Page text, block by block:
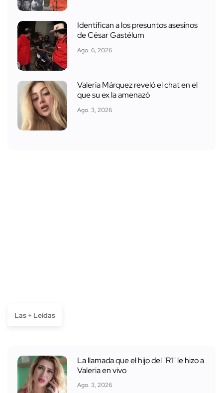
Identifican a los presuntos asesinos
de César Gastélum
Ago. 6, 2026
Valeria Márquez reveló el chat en el
que su ex la amenazó
Ago. 3, 2026
Las + Leídas
La llamada que el hijo del "R1" le hizo a
Valeria en vivo
Ago. 3, 2026